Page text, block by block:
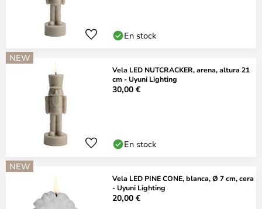
En stock
NEW
Vela LED NUTCRACKER, arena, altura 21
cm - Uyuni Lighting
30,00 €
En stock
NEW
Vela LED PINE CONE, blanca, Ø 7 cm, cera
- Uyuni Lighting
20,00 €